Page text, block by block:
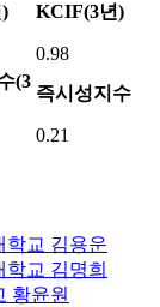
KCIF(3년)
0.98
(3
즉시성지수
0.21
학교 김용운
학교 김명희
황윤원